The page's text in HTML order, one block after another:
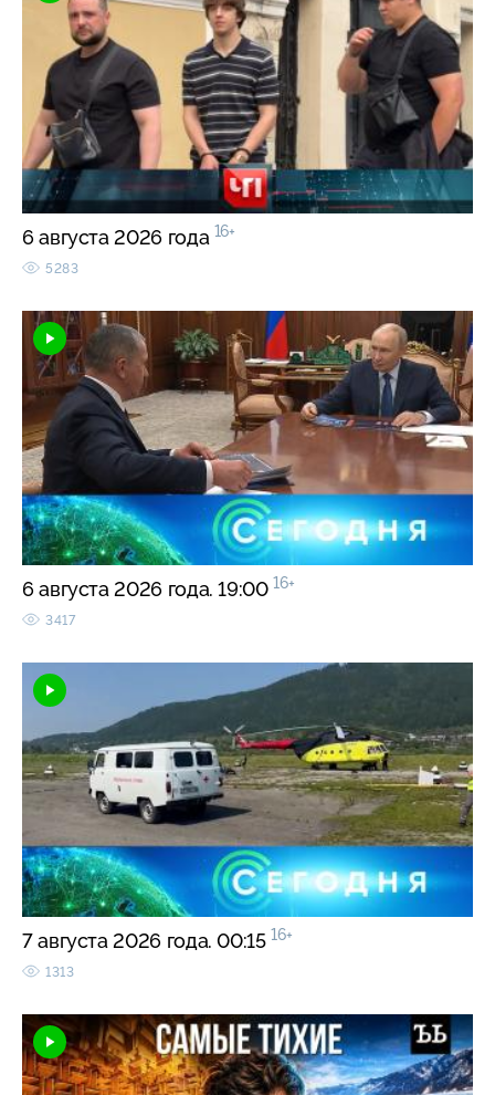
6 августа 2026 года 16+
5283
6 августа 2026 года. 19:00 16+
3417
7 августа 2026 года. 00:15 16+
1313